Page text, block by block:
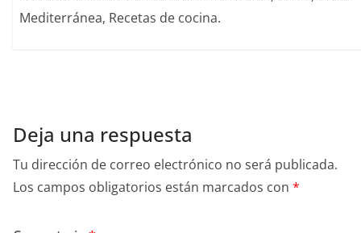
Mediterránea, Recetas de cocina.
Deja una respuesta
Tu dirección de correo electrónico no será publicada.
Los campos obligatorios están marcados con *